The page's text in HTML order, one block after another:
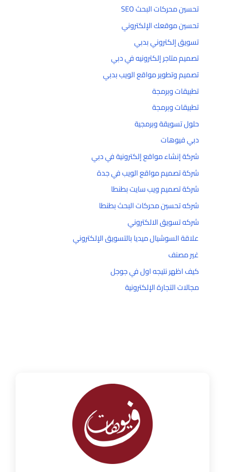
تحسين محركات البحث SEO
تحسين موقعك الإلكتروني
تسويق إلكتروني بدبي
تصميم متاجر إلكترونيه في دبي
تصميم وتطوير مواقع الويب بدبي
تطبيقات وبرمجة
تطبيقات وبرمجة
حلول تسويقة وبرمجية
دبي فيوهات
شركة إنشاء مواقع إلكترونية في دبي
شركة تصميم مواقع الويب في جدة
شركة تصميم ويب سايت بطنطا
شركه تحسين محركات البحث بطنطا
شركه تسويق الالكتروني
علاقة السوشيال ميديا بالتسويق الإلكتروني
غير مصنف
كيف اظهر نتيجه اول في جوجل
مجالات التجارة الإلكترونية